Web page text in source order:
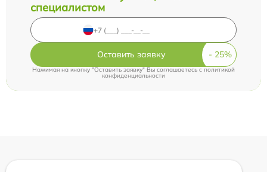
специалистом
Оставить заявку
Нажимая на кнопку "Оставить заявку" Вы соглашаетесь cполитикой
конфиденциальности